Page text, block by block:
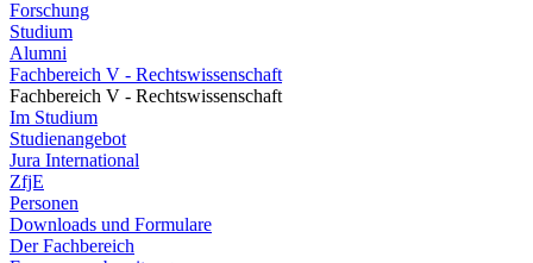
Forschung
Studium
Alumni
Fachbereich V - Rechtswissenschaft
Fachbereich V - Rechtswissenschaft
Im Studium
Studienangebot
Jura International
ZfjE
Personen
Downloads und Formulare
Der Fachbereich